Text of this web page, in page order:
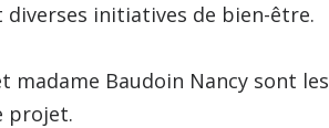
initiatives de bien-être.
madame Baudoin Nancy sont les
projet.